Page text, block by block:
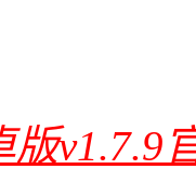
v1.7.9